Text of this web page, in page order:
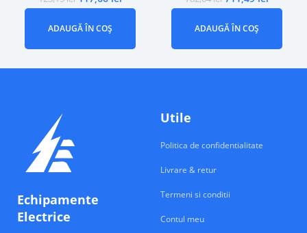
ADAUGĂ ÎN COȘ ADAUGĂ ÎN COȘ
Echipamente
Electrice
Utile
Politica de confidentialitate
Livrare & retur
Termeni si conditii
Contul meu